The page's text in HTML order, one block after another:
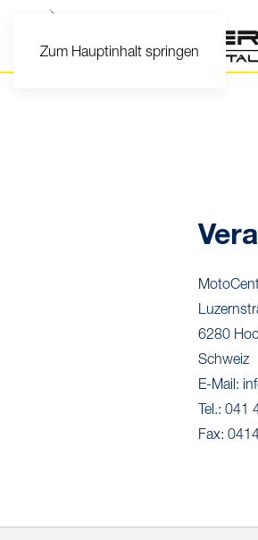
Zum Hauptinhalt springen
6280
Schweiz
E-Mail:
Tel.: 041
Fax: